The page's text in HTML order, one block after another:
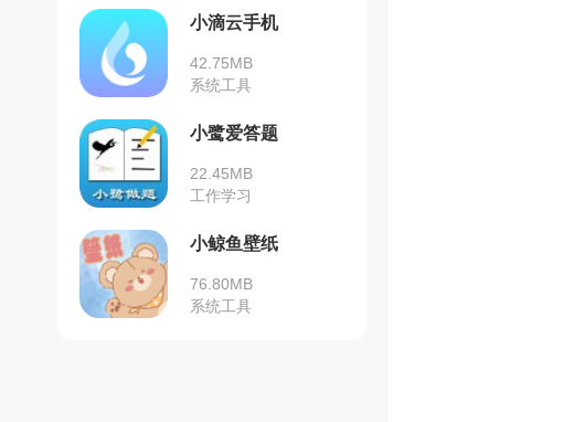
小滴云手机
42.75MB
系统工具
小鹭爱答题
22.45MB
工作学习
小鲸鱼壁纸
76.80MB
系统工具